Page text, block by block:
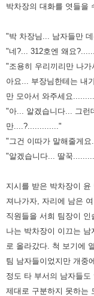
박차장의 대화를 엿들을
"박 차장님... 남자들만
"네?... 312호엔 왜요
"조용히 우리끼리만 나
아요... 부장님한테는 내
만 모아서 와주세요
"아... 알겠습니다... 그런
만....?............."
"그건 이따가 말해줄게
"알겠습니다... 딸꾹
지시를 받은 박차장이
져나가자, 자리에 남은
직원들을 서희 팀장이 인
나는 박차장이 이끄는
로 올라갔다. 척 보기에
팀 남자들이었지만 개중
정도 타 부서의 남자들도
제대로 구분하지 못하는